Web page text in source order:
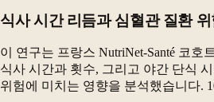
식사 시간 리듬과 심혈관 질환
이 연구는 프랑스 NutriNet-Santé 코호
식사 시간과 횟수, 그리고 야간 단식
위험에 미치는 영향을 분석했습니다.